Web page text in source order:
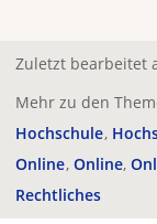
Zuletzt bearbeitet
Mehr zu den
Hochschule
Online Online
Rechtliches